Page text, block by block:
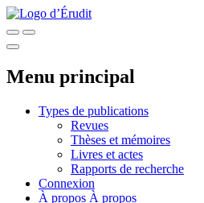
Menu principal
Types de publications
Revues
Thèses et mémoires
Livres et actes
Rapports de recherche
Connexion
À propos À propos